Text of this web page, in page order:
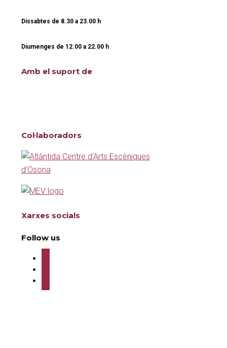
Dissabtes de 8.30 a 23.00 h
Diumenges de 12.00a 22.00 h
Amb el suport de
Col·laboradors
Xarxes socials
Follow us